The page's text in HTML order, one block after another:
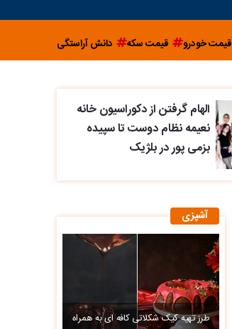
قیمت خودرو قیمت سکه دانش آراستگی
الهام گرفتن از دکوراسیون خانه
نعیمه نظام دوست تا سپیده
بزمی پور در بلژیک
آشپزی
طرز تهیه کیک شکلاتی کافه ای به همراه